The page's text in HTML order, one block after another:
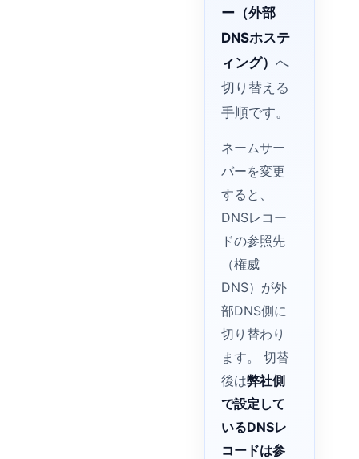
ー（外部
DNSホステ
ィング）へ
切り替える
手順です。
ネームサー
バーを変更
すると、
DNSレコー
ドの参照先
（権威
DNS）が外
部DNS側に
切り替わり
ます。 切替
後は弊社側
で設定して
いるDNSレ
コードは参